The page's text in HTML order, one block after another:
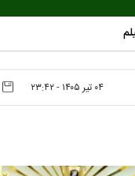
۰۴ تير ۱۴۰۵ - ۲۳:۴۲